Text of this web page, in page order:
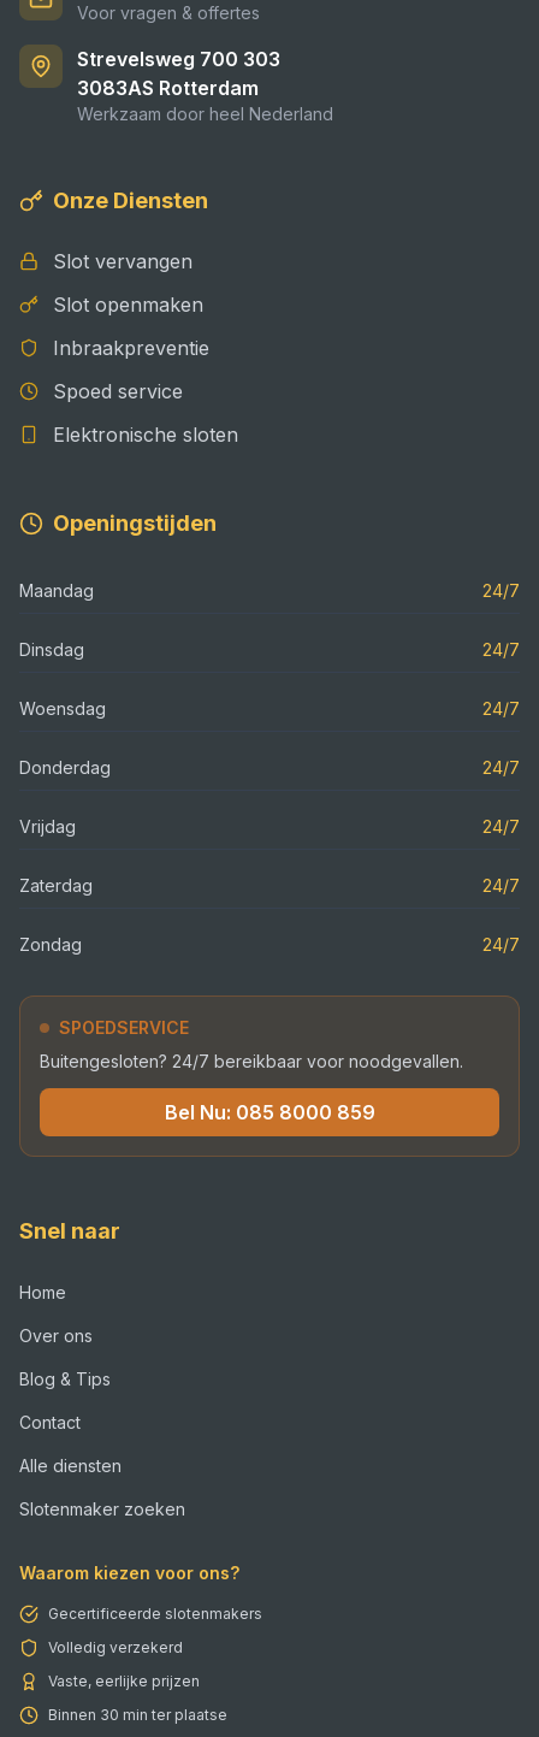
Voor vragen & offertes
Strevelsweg 700 303
3083AS Rotterdam
Werkzaam door heel Nederland
Onze Diensten
Slot vervangen
Slot openmaken
Inbraakpreventie
Spoed service
Elektronische sloten
Openingstijden
Maandag 24/7
Dinsdag 24/7
Woensdag 24/7
Donderdag 24/7
Vrijdag 24/7
Zaterdag 24/7
Zondag 24/7
SPOEDSERVICE
Buitengesloten? 24/7 bereikbaar voor noodgevallen.
Bel Nu: 085 8000 859
Snel naar
Home
Over ons
Blog & Tips
Contact
Alle diensten
Slotenmaker zoeken
Waarom kiezen voor ons?
Gecertificeerde slotenmakers
Volledig verzekerd
Vaste, eerlijke prijzen
Binnen 30 min ter plaatse